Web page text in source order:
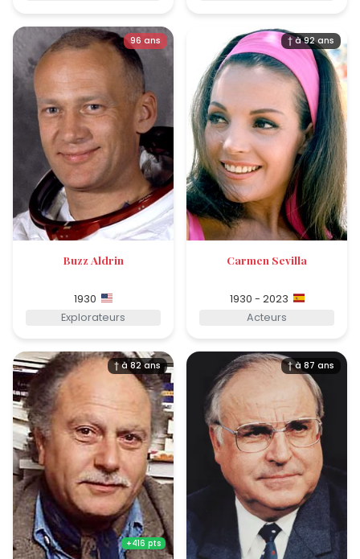
96 ans
Buzz Aldrin
1930
Explorateurs
† à 92 ans
Carmen Sevilla
1930 - 2023
Acteurs
† à 82 ans
+416 pts
† à 87 ans